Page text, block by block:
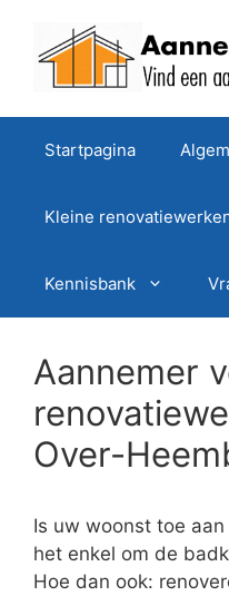
Startpagina
Kleine
Kennisbank
Aannemer
Over-
Is uw woonst toe
het enkel om de
Hoe dan ook: